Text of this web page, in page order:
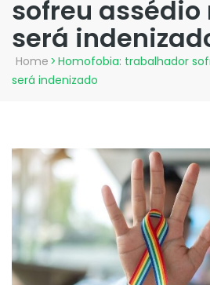
sofreu assédio
será
Home > Homofobia: trabalhador
será indenizado